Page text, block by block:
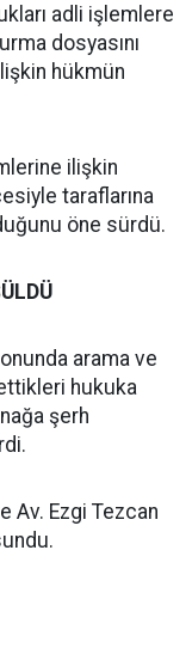
adli işlemlere
dosyasını
hükmün
ilişkin
taraflarına
öne sürdü.
arama ve
hukuka
şerh
Av. Ezgi Tezcan